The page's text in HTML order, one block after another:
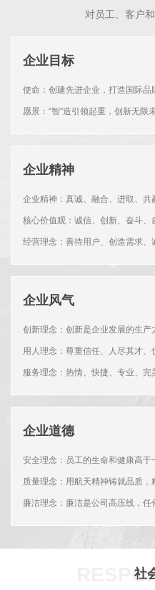
对员工、客户
企业目标
使命：创建先进企业，打造国际品
愿景：“智”造引领起重，创新无限
企业精神
企业精神：真诚、融合、进取、共
核心价值观：诚信、创新、奋斗、
经营理念：善待用户、创造需求、
企业风气
创新理念：创新是企业发展的生产
用人理念：尊重信任、人尽其才、
服务理念：热情、快捷、专业、完
企业道德
安全理念：员工的生命和健康高于
质量理念：用航天精神铸就品质，
廉洁理念：廉洁是公司高压线，任
社